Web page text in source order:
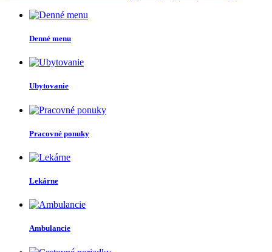
Denné menu
Ubytovanie
Pracovné ponuky
Lekárne
Ambulancie